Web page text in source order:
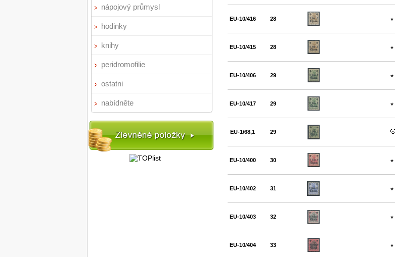
nápojový průmysl
hodinky
knihy
peridromofilie
ostatni
nabídněte
EU-10/416 28
EU-10/415 28
EU-10/406 29
EU-10/417 29
EU-1/68,1 29
EU-10/400 30
EU-10/402 31
EU-10/403 32
EU-10/404 33